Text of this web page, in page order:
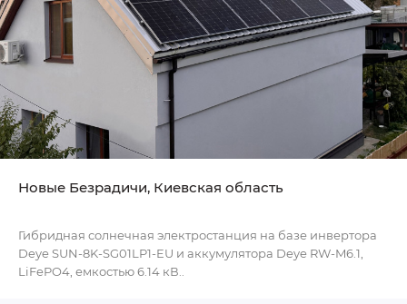
Новые Безрадичи, Киевская область
Гибридная солнечная электростанция на базе инвертора
Deye SUN-8K-SG01LP1-EU и аккумулятора Deye RW-M6.1,
LiFePO4, емкостью 6.14 кВ..